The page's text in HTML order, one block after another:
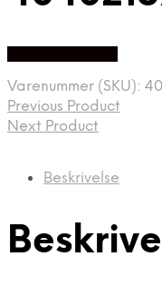
Varenummer (SKU):
Previous Product
Next Product
Beskrivelse